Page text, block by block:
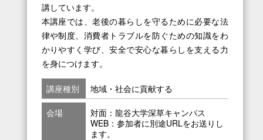
講しています。
本講座では、老後の暮らしを守るために必要な法
律や制度、消費者トラブルを防ぐための知識をわ
かりやすく学び、安全で安心な暮らしを支える力
を身につけます。
講座種別 地域・社会に貢献する
会場
対面：龍谷大学深草キャンパス
WEB：参加者に別途URLをお送りし
ます。